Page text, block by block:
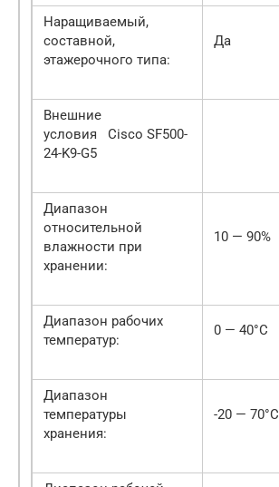
Наращиваемый,
составной,
этажерочного типа:
Да
Внешние
условия Cisco SF500-
24-K9-G5
Диапазон
относительной
влажности при
хранении:
10 — 90%
Диапазон рабочих
температур:
0 — 40°C
Диапазон
температуры
хранения:
-20 — 70°C